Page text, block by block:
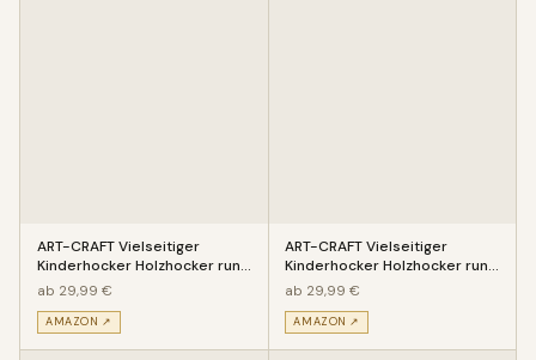
ART-CRAFT Vielseitiger
Kinderhocker Holzhocker rund
aus Massivholz Tiermotiv Kro
ab 29,99 €
AMAZON ↗
ART-CRAFT Vielseitiger
Kinderhocker Holzhocker rund
aus Massivholz Tiermotiv Pfe
ab 29,99 €
AMAZON ↗